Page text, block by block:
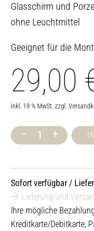
Glasschirm und
ohne Leuchtmittel
Geeignet für die
29,00
inkl. 19 % MwSt. zzgl.
Ovalleuchte
Menge
– +
Sofort verfügbar /
Lieferung und
Ihre mögliche
Kreditkarte/Debitkarte,